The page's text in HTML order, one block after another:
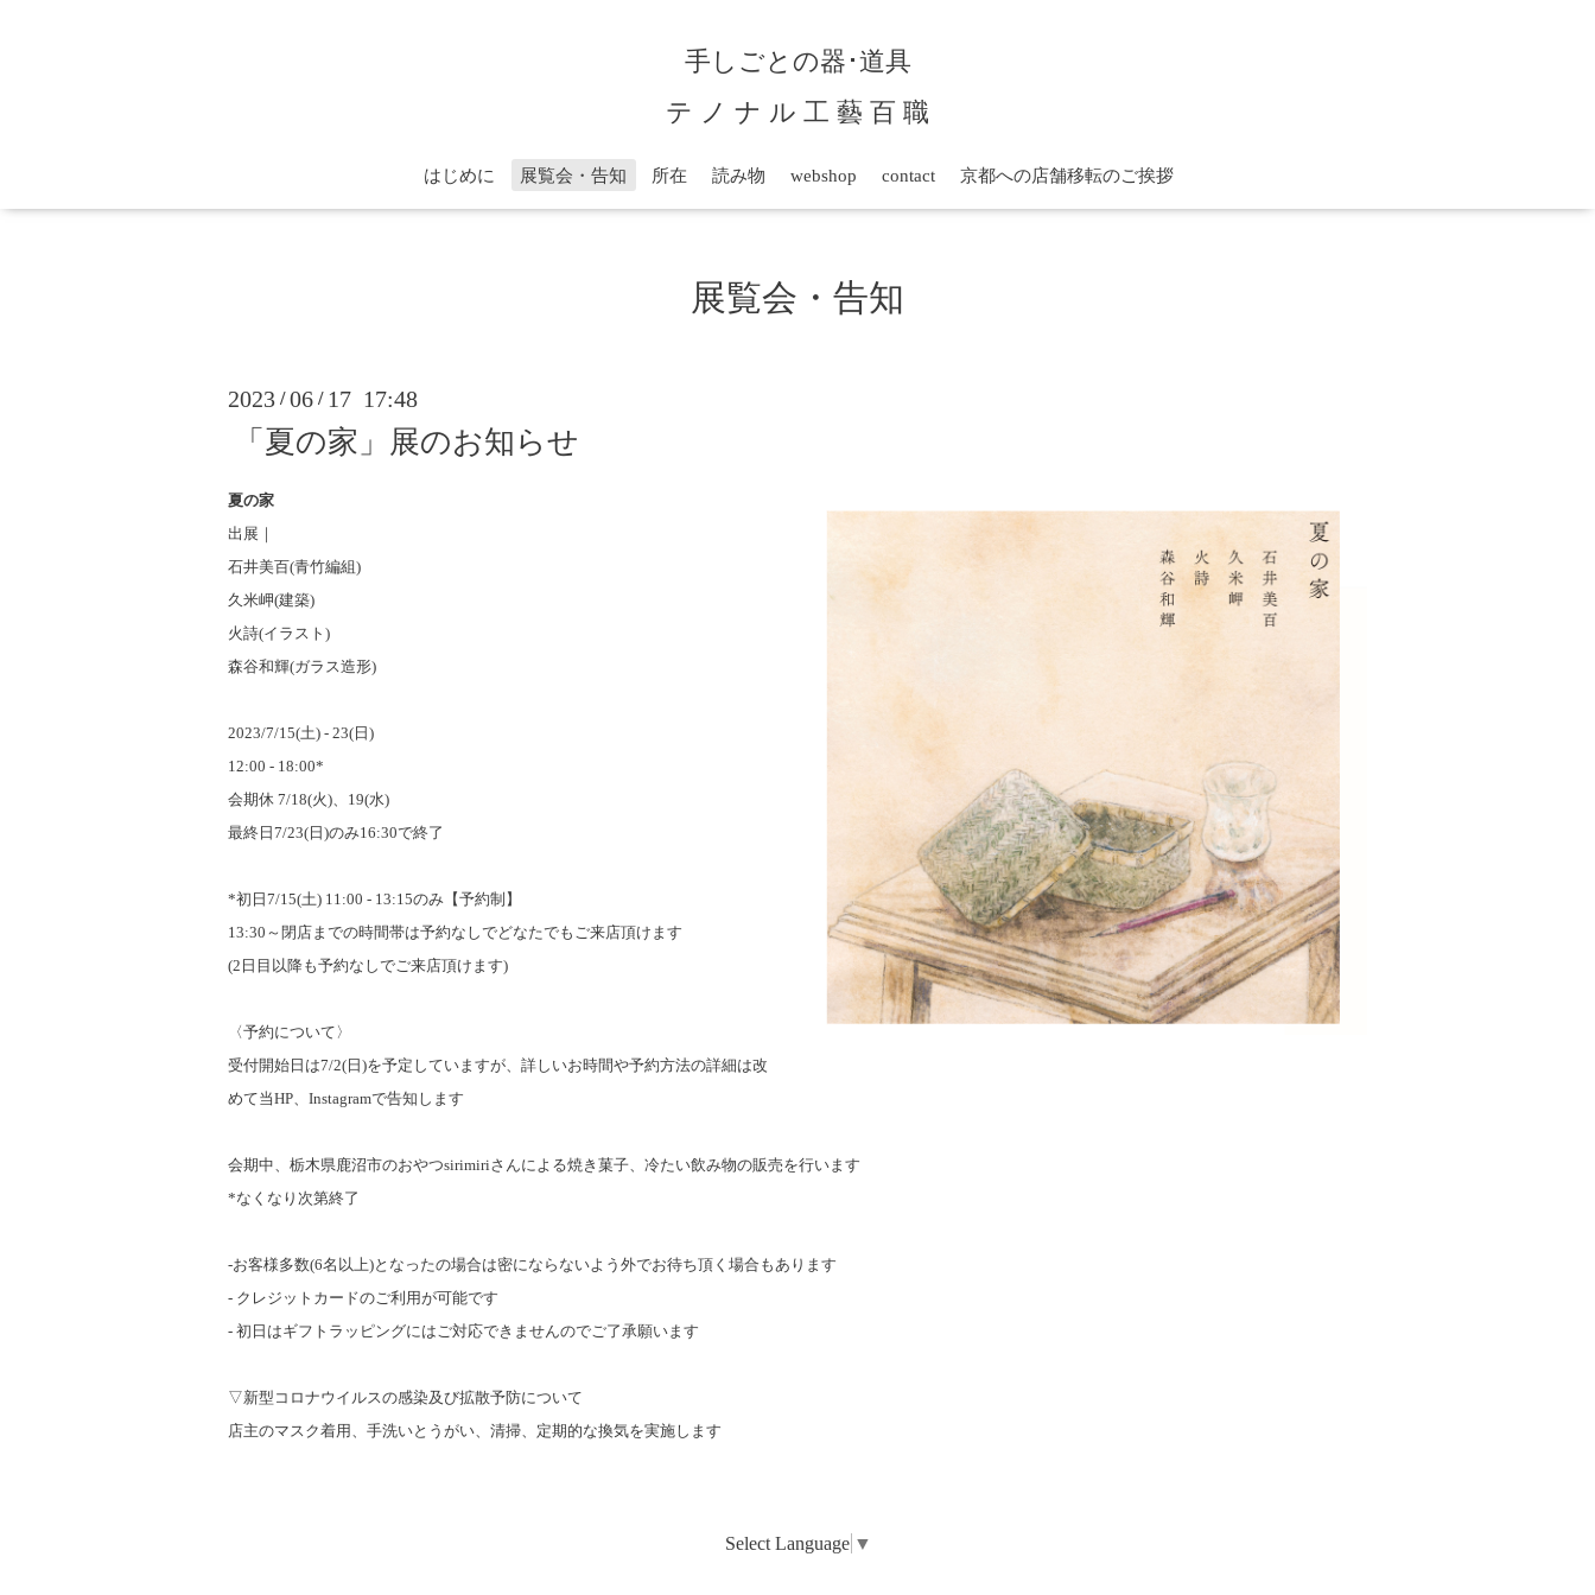
手しごとの器･道具
テ ノ ナ ル 工 藝 百 職
はじめに 展覧会・告知 所在 読み物 webshop contact 京都への店舗移転のご挨拶
展覧会・告知
2023 /06 / 17 17:48
「夏の家」展のお知らせ
夏の家
出展｜
石井美百(青竹編組)
久米岬(建築)
火詩(イラスト)
森谷和輝(ガラス造形)
2023/7/15(土) ‐ 23(日)
12:00 ‐ 18:00*
会期休 7/18(火)、19(水)
最終日7/23(日)のみ16:30で終了
*初日7/15(土) 11:00 ‐ 13:15のみ【予約制】
13:30～閉店までの時間帯は予約なしでどなたでもご来店頂けます
(2日目以降も予約なしでご来店頂けます)
〈予約について〉
受付開始日は7/2(日)を予定していますが、詳しいお時間や予約方法の詳細は改
めて当HP、 Instagramで告知します
会期中、栃木県鹿沼市のおやつsirimiriさんによる焼き菓子、 冷たい飲み物の販売を行います
*なくなり次第終了
-お客様多数(6名以上)となったの場合は密にならないよう外でお待ち頂く場合もありま す
- クレジットカードのご利用が可能です
- 初日はギフトラッピングにはご対応できませんのでご了承願います
▽新型コロナウイルスの感染及び拡散予防について
店主のマスク着用、手洗いとうがい、清掃、定期的な換気を実施します
Select Language ▼